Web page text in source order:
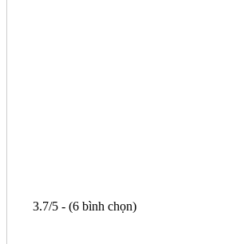
3.7/5 - (6 bình chọn)